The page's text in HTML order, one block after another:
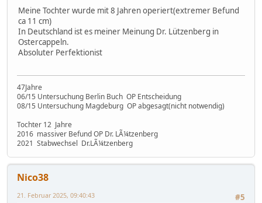
Meine Tochter wurde mit 8 Jahren operiert(extremer Befund
ca 11 cm)
In Deutschland ist es meiner Meinung Dr. Lützenberg in
Ostercappeln.
Absoluter Perfektionist
47Jahre
06/15 Untersuchung Berlin Buch OP Entscheidung
08/15 Untersuchung Magdeburg OP abgesagt(nicht notwendig)
Tochter 12 Jahre
2016 massiver Befund OP Dr. LÃ¼tzenberg
2021 Stabwechsel Dr.LÃ¼tzenberg
Nico38
#5
21. Februar 2025, 09:40:43